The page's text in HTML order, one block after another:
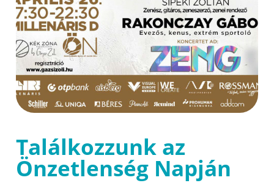
Találkozzunk az
Önzetlenség Napján